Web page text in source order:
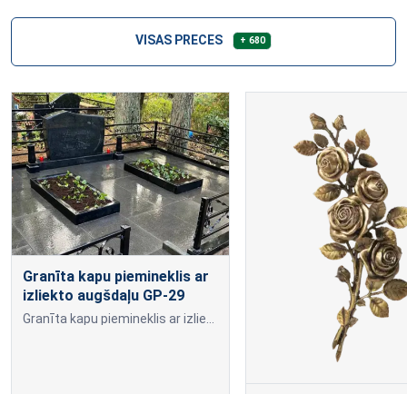
VISAS PRECES + 680
Granīta kapu piemineklis ar
izliekto augšdaļu GP-29